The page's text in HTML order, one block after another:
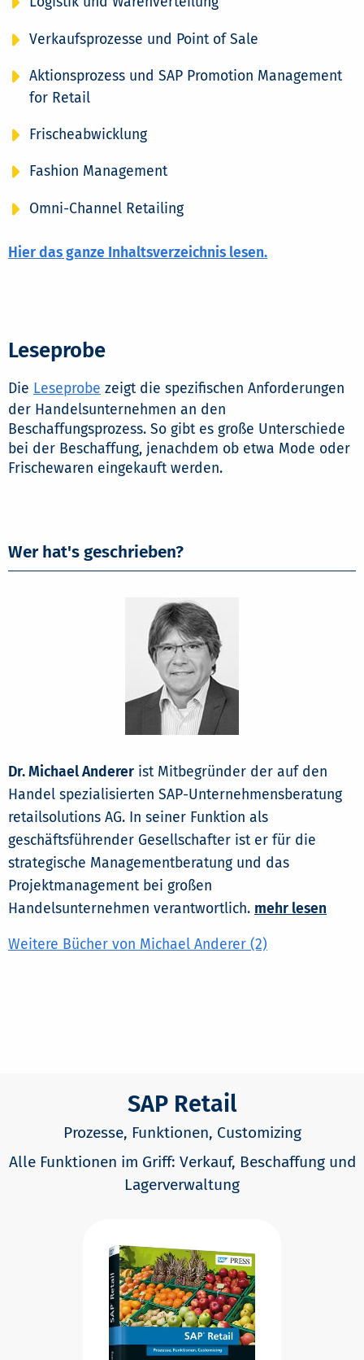
Verkaufsprozesse und Point of Sale
Aktionsprozess und SAP Promotion Management
for Retail
Frischeabwicklung
Fashion Management
Omni-Channel Retailing
Hier das ganze Inhaltsverzeichnis lesen.
Leseprobe
Die Leseprobe zeigt die spezifischen Anforderungen
der Handelsunternehmen an den
Beschaffungsprozess. So gibt es große Unterschiede
bei der Beschaffung, jenachdem ob etwa Mode oder
Frischewaren eingekauft werden.
Wer hat's geschrieben?
Dr. Michael Anderer ist Mitbegründer der auf den
Handel spezialisierten SAP-Unternehmensberatung
retailsolutions AG. In seiner Funktion als
geschäftsführender Gesellschafter ist er für die
strategische Managementberatung und das
Projektmanagement bei großen
Handelsunternehmen verantwortlich. mehr lesen
Weitere Bücher von Michael Anderer (2)
SAP Retail
Prozesse, Funktionen, Customizing
Alle Funktionen im Griff: Verkauf, Beschaffung und
Lagerverwaltung